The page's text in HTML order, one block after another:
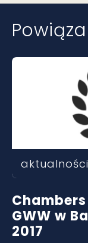
aktualności
GWW w
2017